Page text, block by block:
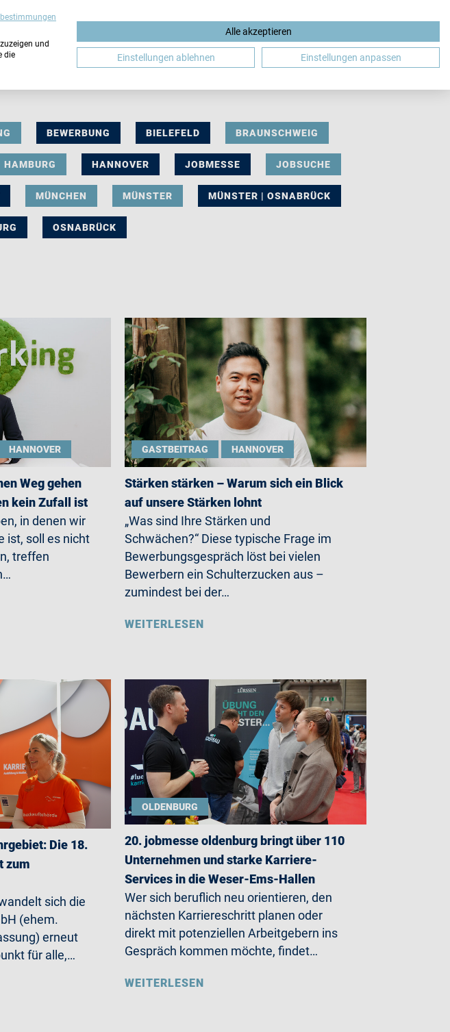
DE
BEWERBUNG BIELEFELD BRAUNSCHWEIG
HAMBURG HANNOVER JOBMESSE JOBSUCHE
MÜNCHEN MÜNSTER MÜNSTER | OSNABRÜCK
OSNABRÜCK
HANNOVER
Weg gehen
kein Zufall ist
in denen wir
ist, soll es nicht
treffen
GASTBEITRAG HANNOVER
Stärken stärken – Warum sich ein Blick
auf unsere Stärken lohnt
„Was sind Ihre Stärken und
Schwächen?“ Diese typische Frage im
Bewerbungsgespräch löst bei vielen
Bewerbern ein Schulterzucken aus –
zumindest bei der…
WEITERLESEN
Die 18.
zum
sich die
(ehem.
erneut
für alle,…
OLDENBURG
20. jobmesse oldenburg bringt über 110
Unternehmen und starke Karriere-
Services in die Weser-Ems-Hallen
Wer sich beruflich neu orientieren, den
nächsten Karriereschritt planen oder
direkt mit potenziellen Arbeitgebern ins
Gespräch kommen möchte, findet…
WEITERLESEN
und
die
Alle akzeptieren
Einstellungen ablehnen Einstellungen anpassen